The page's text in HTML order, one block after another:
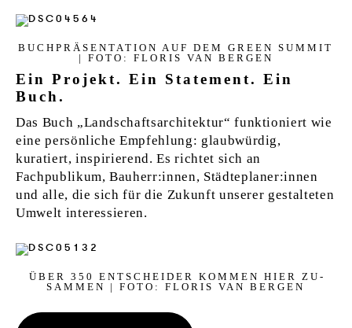
BUCH­PRÄSEN­TA­TI­ON AUF DEM GRE­EN SUM­MIT
| FOTO: FLO­RIS VAN BER­GEN
Ein Projekt. Ein Statement. Ein
Buch.
Das Buch „Landschaftsarchitektur“ funktioniert wie
eine persönliche Empfehlung: glaubwürdig,
kuratiert, inspirierend. Es richtet sich an
Fachpublikum, Bauherr:innen, Städteplaner:innen
und alle, die sich für die Zukunft unserer gestalteten
Umwelt interessieren.
ÜBER 350 EN­T­SCHEI­DER KOM­MEN HIER ZU­
SAM­MEN | FOTO: FLO­RIS VAN BER­GEN